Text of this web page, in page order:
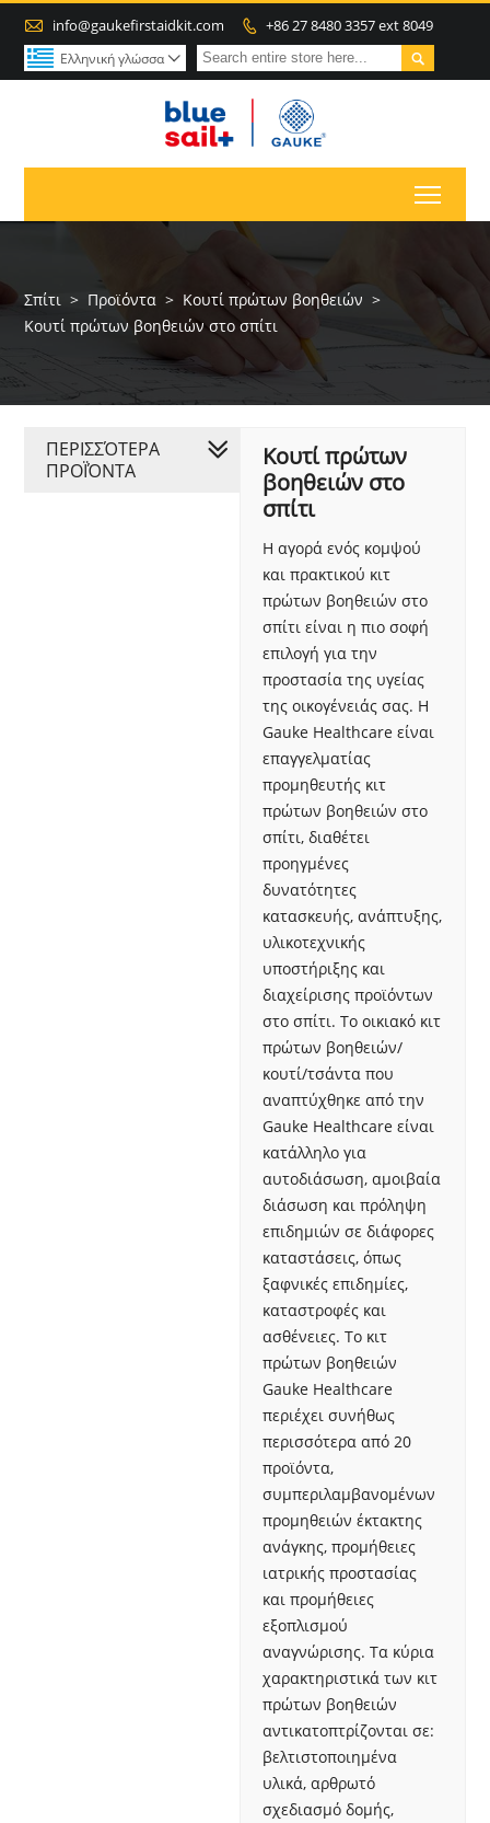
 info@gaukefirstaidkit.com  +86 27 8480 3357 ext 8049

Ελληνική γλώσσα 
Σπίτι > Προϊόντα > Κουτί πρώτων βοηθειών >
Κουτί πρώτων βοηθειών στο σπίτι
Κουτί πρώτων
βοηθειών στο
σπίτι
Η αγορά ενός κομψού
και πρακτικού κιτ
πρώτων βοηθειών στο
σπίτι είναι η πιο σοφή
επιλογή για την
προστασία της υγείας
της οικογένειάς σας. Η
Gauke Healthcare είναι
επαγγελματίας
προμηθευτής κιτ
πρώτων βοηθειών στο
σπίτι, διαθέτει
προηγμένες
δυνατότητες
κατασκευής, ανάπτυξης,
υλικοτεχνικής
υποστήριξης και
διαχείρισης προϊόντων
στο σπίτι. Το οικιακό κιτ
πρώτων βοηθειών/
κουτί/τσάντα που
αναπτύχθηκε από την
Gauke Healthcare είναι
κατάλληλο για
αυτοδιάσωση, αμοιβαία
διάσωση και πρόληψη
επιδημιών σε διάφορες
καταστάσεις, όπως
ξαφνικές επιδημίες,
καταστροφές και
ασθένειες. Το κιτ
πρώτων βοηθειών
Gauke Healthcare
περιέχει συνήθως
περισσότερα από 20
προϊόντα,
συμπεριλαμβανομένων
προμηθειών έκτακτης
ανάγκης, προμήθειες
ιατρικής προστασίας
και προμήθειες
εξοπλισμού
αναγνώρισης. Τα κύρια
χαρακτηριστικά των κιτ
πρώτων βοηθειών
αντικατοπτρίζονται σε:
βελτιστοποιημένα
υλικά, αρθρωτό
σχεδιασμό δομής,
ΠΕΡΙΣΣΌΤΕΡΑ
ΠΡΟΪΌΝΤΑ